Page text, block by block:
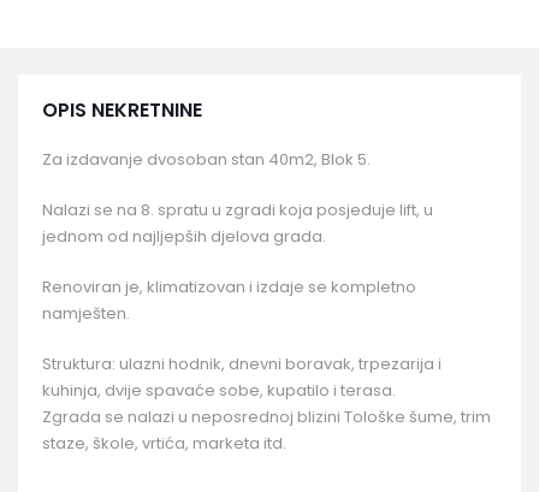
OPIS NEKRETNINE
Za izdavanje dvosoban stan 40m2, Blok 5.
Nalazi se na 8. spratu u zgradi koja posjeduje lift, u
jednom od najljepših djelova grada.
Renoviran je, klimatizovan i izdaje se kompletno
namješten.
Struktura: ulazni hodnik, dnevni boravak, trpezarija i
kuhinja, dvije spavaće sobe, kupatilo i terasa.
Zgrada se nalazi u neposrednoj blizini Tološke šume, trim
staze, škole, vrtića, marketa itd.